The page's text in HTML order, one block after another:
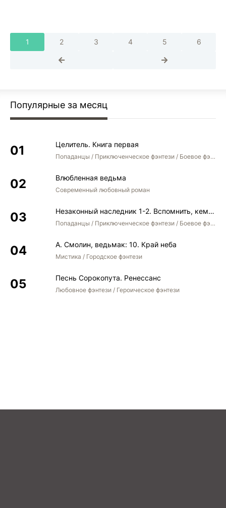
1 2 3 4 5 6
Популярные за месяц
Целитель. Книга первая
Попаданцы / Приключенческое фэнтези / Боевое фэнтези
Влюбленная ведьма
Современный любовный роман
Незаконный наследник 1-2. Вспомнить, кем был. Стать собой. Остаться собой
Попаданцы / Приключенческое фэнтези / Боевое фэнтези / Юмористическое фэнтези
А. Смолин, ведьмак: 10. Край неба
Мистика / Городское фэнтези
Песнь Сорокопута. Ренессанс
Любовное фэнтези / Героическое фэнтези